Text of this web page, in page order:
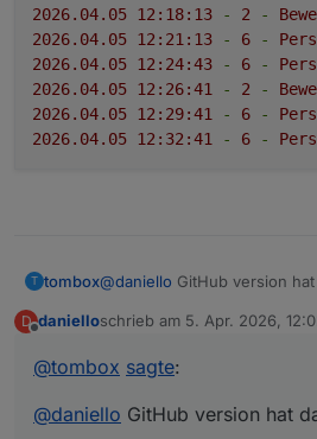
2026.04.05 12 :18:13 - 2 -
2026.04.05 12 :21:13 - 6 -
2026.04.05 12 :24:43 - 6 -
2026.04.05 12 :26:41 - 2 -
2026.04.05 12 :29:41 - 6 -
2026.04.05 12 :32:41 - 6 -
T tombox@daniello GitHub version
D danielloschrieb am 5. Apr. 2026,
zuletzt editiert von
@tombox sagte:
@daniello GitHub version hat